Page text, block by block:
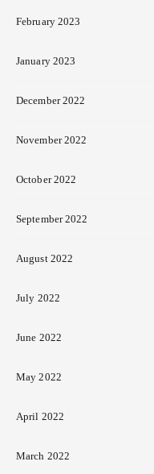
February 2023
January 2023
December 2022
November 2022
October 2022
September 2022
August 2022
July 2022
June 2022
May 2022
April 2022
March 2022